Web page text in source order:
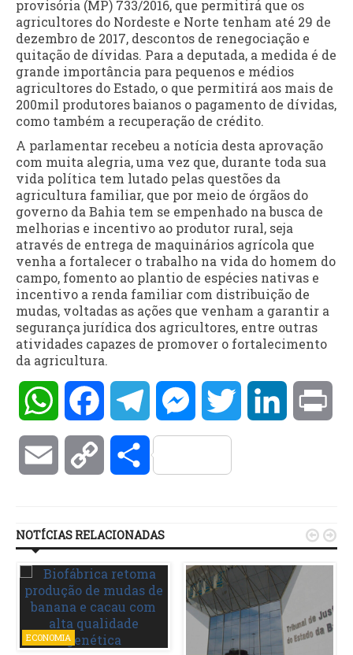
provisória (MP) 733/2016, que permitirá que os
agricultores do Nordeste e Norte tenham até 29 de
dezembro de 2017, descontos de renegociação e
quitação de dívidas. Para a deputada, a medida é de
grande importância para pequenos e médios
agricultores do Estado, o que permitirá aos mais de
200mil produtores baianos o pagamento de dívidas,
como também a recuperação de crédito.
A parlamentar recebeu a notícia desta aprovação
com muita alegria, uma vez que, durante toda sua
vida política tem lutado pelas questões da
agricultura familiar, que por meio de órgãos do
governo da Bahia tem se empenhado na busca de
melhorias e incentivo ao produtor rural, seja
através de entrega de maquinários agrícola que
venha a fortalecer o trabalho na vida do homem do
campo, fomento ao plantio de espécies nativas e
incentivo a renda familiar com distribuição de
mudas, voltadas as ações que venham a garantir a
segurança jurídica dos agricultores, entre outras
atividades capazes de promover o fortalecimento
da agricultura.
WhatsAppFacebookTelegramMessengerTwitter LinkedIn
Email Copy Compartilhar
NOTÍCIAS RELACIONADAS
ECONOMIA
 